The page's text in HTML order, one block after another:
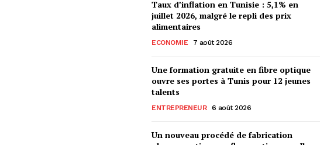
Taux d’inflation en Tunisie : 5,1% en
juillet 2026, malgré le repli des prix
alimentaires
ECONOMIE 7 août 2026
Une formation gratuite en fibre optique
ouvre ses portes à Tunis pour 12 jeunes
talents
ENTREPRENEUR 6 août 2026
Un nouveau procédé de fabrication